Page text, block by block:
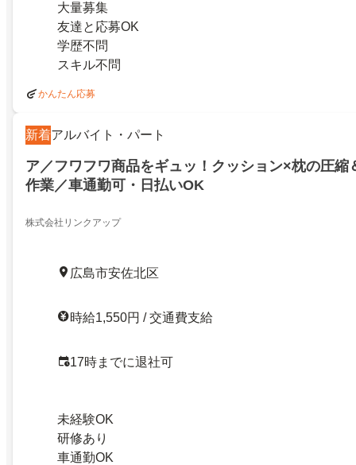
大量募集
友達と応募OK
学歴不問
スキル不問
かんたん応募
新着アルバイト・パート
ア／フワフワ商品をギュッ！クッション×枕の圧縮
作業／車通勤可・日払いOK
株式会社リンクアップ
広島市安佐北区
時給1,550円 / 交通費支給
17時までに退社可
未経験OK
研修あり
車通勤OK